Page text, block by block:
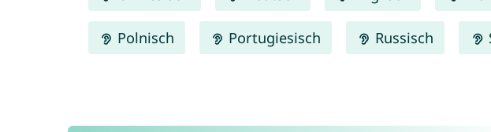
Polnisch Portugiesisch Russisch